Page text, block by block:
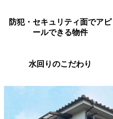
防犯・セキュリティ面でアピ
ールできる物件
水回りのこだわり